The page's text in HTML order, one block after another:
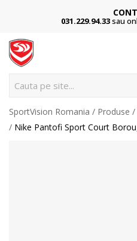
031.229.94.33sau
C
SportVision Romania Produse
Nike Pantofi Sport Court